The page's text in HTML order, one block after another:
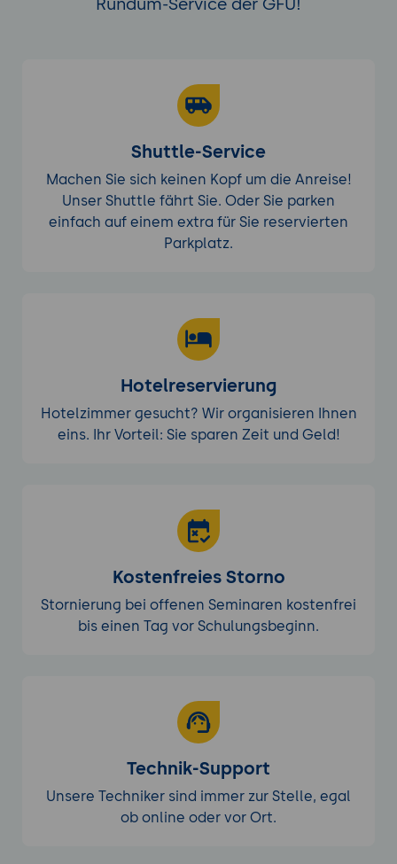
Shuttle-Service
Machen Sie sich keinen Kopf um die Anreise!
Unser Shuttle fährt Sie. Oder Sie parken
einfach auf einem extra für Sie reservierten
Parkplatz.
Hotelreservierung
Hotelzimmer gesucht? Wir organisieren Ihnen
eins. Ihr Vorteil: Sie sparen Zeit und Geld!
Kostenfreies Storno
Stornierung bei offenen Seminaren kostenfrei
bis einen Tag vor Schulungsbeginn.
Technik-Support
Unsere Techniker sind immer zur Stelle, egal
ob online oder vor Ort.